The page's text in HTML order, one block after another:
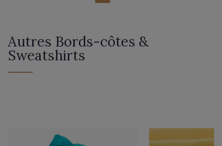
Autres Bords-côtes &
Sweatshirts